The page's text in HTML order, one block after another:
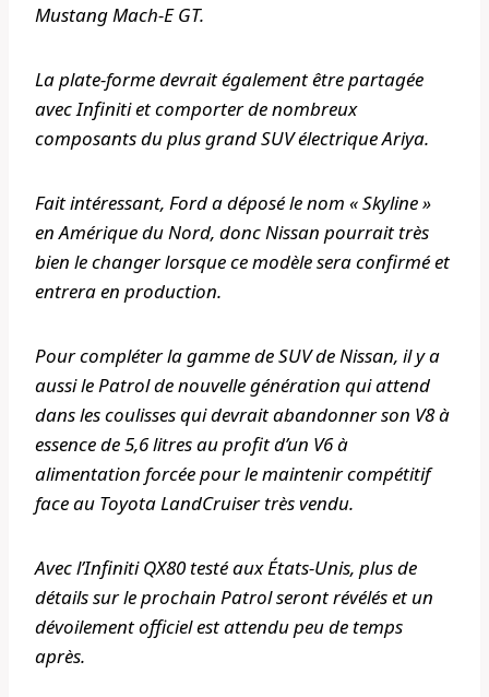
Mustang Mach-E GT.
La plate-forme devrait également être partagée
avec Infiniti et comporter de nombreux
composants du plus grand SUV électrique Ariya.
Fait intéressant, Ford a déposé le nom « Skyline »
en Amérique du Nord, donc Nissan pourrait très
bien le changer lorsque ce modèle sera confirmé et
entrera en production.
Pour compléter la gamme de SUV de Nissan, il y a
aussi le Patrol de nouvelle génération qui attend
dans les coulisses qui devrait abandonner son V8 à
essence de 5,6 litres au profit d’un V6 à
alimentation forcée pour le maintenir compétitif
face au Toyota LandCruiser très vendu.
Avec l’Infiniti QX80 testé aux États-Unis, plus de
détails sur le prochain Patrol seront révélés et un
dévoilement officiel est attendu peu de temps
après.